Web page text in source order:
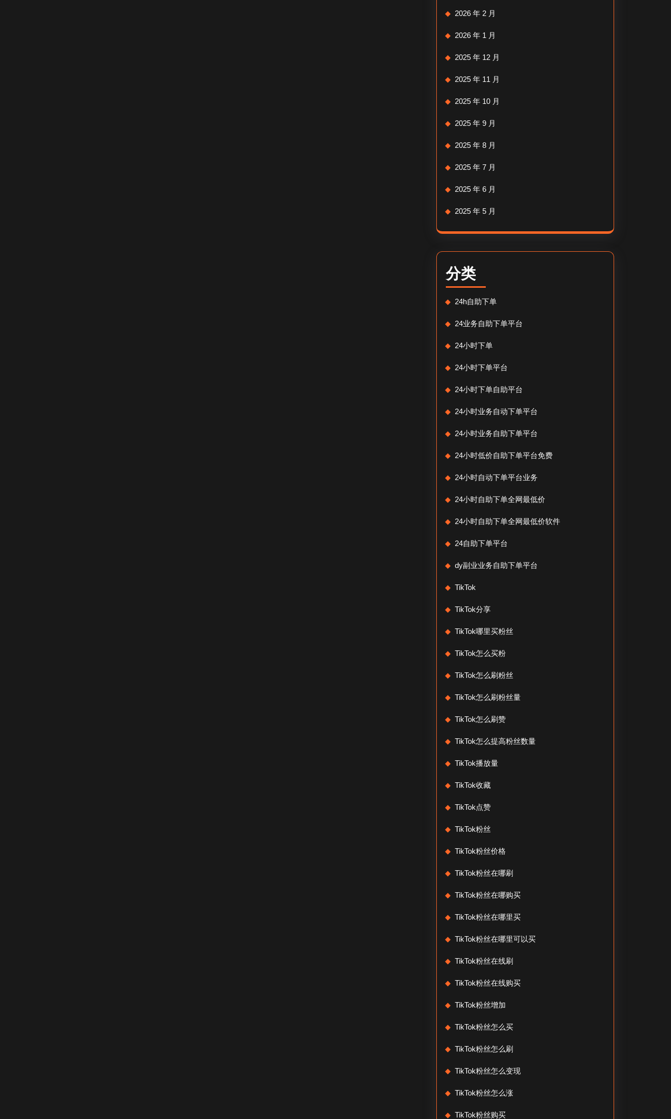
2026 年 2 月
2026 年 1 月
2025 年 12 月
2025 年 11 月
2025 年 10 月
2025 年 9 月
2025 年 8 月
2025 年 7 月
2025 年 6 月
2025 年 5 月
分类
24h自助下单
24业务自助下单平台
24小时下单
24小时下单平台
24小时下单自助平台
24小时业务自动下单平台
24小时业务自助下单平台
24小时低价自助下单平台免费
24小时自动下单平台业务
24小时自助下单全网最低价
24小时自助下单全网最低价软件
24自助下单平台
dy副业业务自助下单平台
TikTok
TikTok分享
TikTok哪里买粉丝
TikTok怎么买粉
TikTok怎么刷粉丝
TikTok怎么刷粉丝量
TikTok怎么刷赞
TikTok怎么提高粉丝数量
TikTok播放量
TikTok收藏
TikTok点赞
TikTok粉丝
TikTok粉丝价格
TikTok粉丝在哪刷
TikTok粉丝在哪购买
TikTok粉丝在哪里买
TikTok粉丝在哪里可以买
TikTok粉丝在线刷
TikTok粉丝在线购买
TikTok粉丝增加
TikTok粉丝怎么买
TikTok粉丝怎么刷
TikTok粉丝怎么变现
TikTok粉丝怎么涨
TikTok粉丝购买